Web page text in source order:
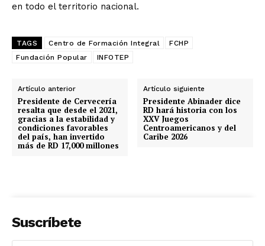
en todo el territorio nacional.
TAGS Centro de Formación Integral
FCHP
Fundación Popular
INFOTEP
Artículo anterior
Presidente de Cervecería
resalta que desde el 2021,
gracias a la estabilidad y
condiciones favorables
del país, han invertido
más de RD 17,000 millones
Artículo siguiente
Presidente Abinader dice
RD hará historia con los
XXV Juegos
Centroamericanos y del
Caribe 2026
Suscríbete